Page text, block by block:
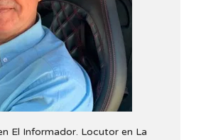
El Informador. Locutor en La